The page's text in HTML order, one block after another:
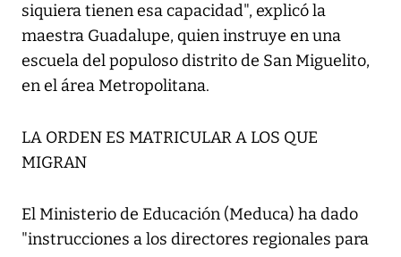
siquiera tienen esa capacidad", explicó la
maestra Guadalupe, quien instruye en una
escuela del populoso distrito de San Miguelito,
en el área Metropolitana.
LA ORDEN ES MATRICULAR A LOS QUE
MIGRAN
El Ministerio de Educación (Meduca) ha dado
"instrucciones a los directores regionales para